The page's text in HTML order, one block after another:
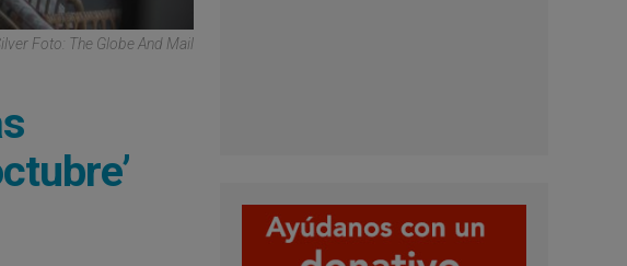
Foto: The Globe And Mail